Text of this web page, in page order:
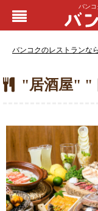
バン
バンコクのレストランな
"居酒屋" "